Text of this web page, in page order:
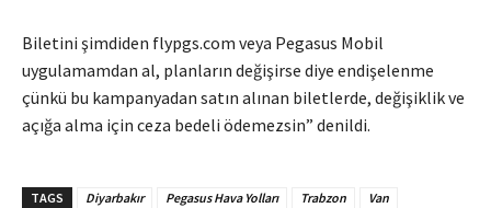
Biletini şimdiden flypgs.com veya Pegasus Mobil
uygulamamdan al, planların değişirse diye endişelenme
çünkü bu kampanyadan satın alınan biletlerde, değişiklik ve
açığa alma için ceza bedeli ödemezsin” denildi.
TAGS Diyarbakır Pegasus Hava Yolları Trabzon Van